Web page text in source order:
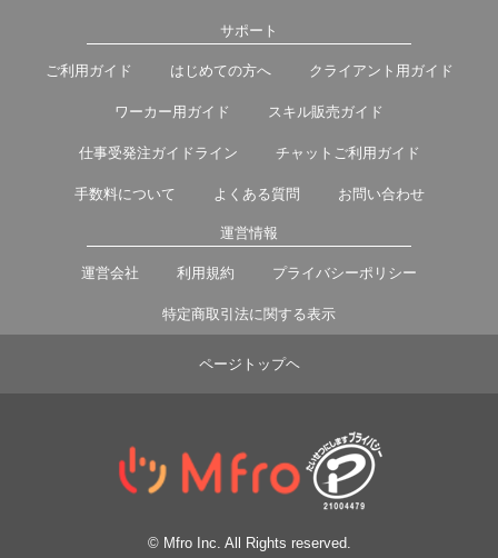
サポート
ご利用ガイド はじめての方へ クライアント用ガイド
ワーカー用ガイド スキル販売ガイド
仕事受発注ガイドライン チャットご利用ガイド
手数料について よくある質問 お問い合わせ
運営情報
運営会社 利用規約 プライバシーポリシー
特定商取引法に関する表示
ページトップヘ
© Mfro Inc. All Rights reserved.